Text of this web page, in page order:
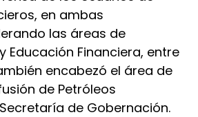
en ambas
las áreas de
Educación Financiera, entre
encabezó el área de
de Petróleos
de Gobernación.